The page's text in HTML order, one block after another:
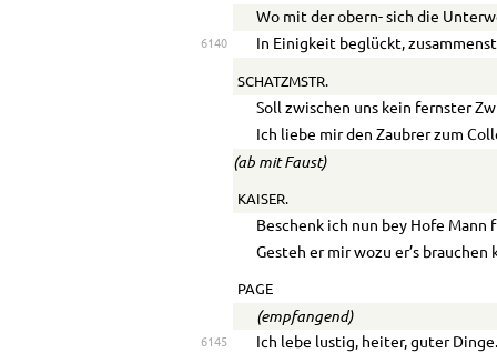
Wo mit der obern- sich die
6140 In Einigkeit beglückt,
SCHATZMSTR.
Soll zwischen uns kein fernster
Ich liebe mir den Zaubrer zum
(ab mit Faust)
KAISER.
Beschenk ich nun bey Hofe Mann
Gesteh er mir wozu er’s brauchen
PAGE
(empfangend)
6145 Ich lebe lustig, heiter, guter